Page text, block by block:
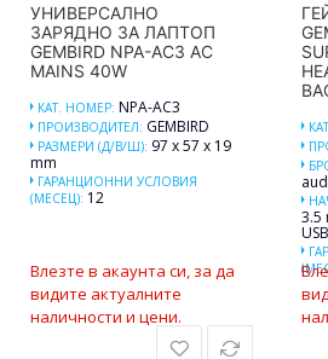
УНИВЕРСАЛНО
ЗАРЯДНО ЗА ЛАПТОП
GEMBIRD NPA-AC3 AC
MAINS 40W
КАТ. НОМЕР: NPA-AC3
ПРОИЗВОДИТЕЛ: GEMBIRD
РАЗМЕРИ (Д/В/Ш): 97 x 57 x 19
mm
ГАРАНЦИОННИ УСЛОВИЯ
(МЕСЕЦ): 12
Влезте в акаунта си, за да
видите актуалните
наличности и цени.
3.5